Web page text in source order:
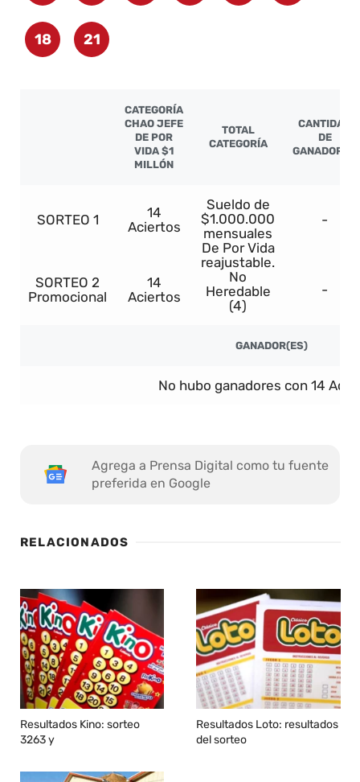
18 21
CATEGORÍA
CHAO JEFE
DE POR
VIDA $1
MILLÓN
TOTAL
CATEGORÍA
CANTIDAD
DE
GANADORES
SORTEO 1
14
Aciertos
Sueldo de
$1.000.000
mensuales
De Por Vida
reajustable.
No
Heredable
(4)
-
SORTEO 2
Promocional
14
Aciertos
-
GANADOR(ES)
No hubo ganadores con 14
Agrega a Prensa Digital como tu fuente
preferida en Google
RELACIONADOS
Resultados Kino: sorteo
3263 y
Resultados Loto: resultados
del sorteo